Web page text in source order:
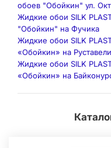
обоев "Обойкин" ул.
Жидкие обои SILK
"Обойкин" на Фучика
Жидкие обои SILK
«Обойкин» на Руставели
Жидкие обои SILK
«Обойкин» на